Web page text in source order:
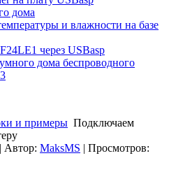
дома
и влажности на базе
через USBasp
дома беспроводного
и примеры Подключаем
| Автор: MaksMS | Просмотров: